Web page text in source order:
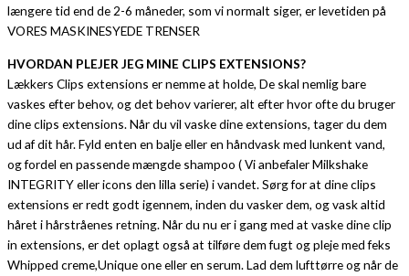
længere tid end de 2-6 måneder, som vi normalt siger, er levetiden på
VORES MASKINESYEDE TRENSER
HVORDAN PLEJER JEG MINE CLIPS EXTENSIONS?
Lækkers Clips extensions er nemme at holde, De skal nemlig bare
vaskes efter behov, og det behov varierer, alt efter hvor ofte du bruger
dine clips extensions. Når du vil vaske dine extensions, tager du dem
ud af dit hår. Fyld enten en balje eller en håndvask med lunkent vand,
og fordel en passende mængde shampoo ( Vi anbefaler Milkshake
INTEGRITY eller icons den lilla serie) i vandet. Sørg for at dine clips
extensions er redt godt igennem, inden du vasker dem, og vask altid
håret i hårstråenes retning. Når du nu er i gang med at vaske dine clip
in extensions, er det oplagt også at tilføre dem fugt og pleje med feks
Whipped creme,Unique one eller en serum. Lad dem lufttørre og når de